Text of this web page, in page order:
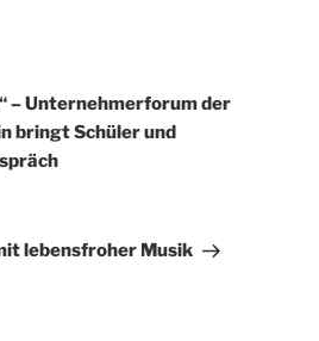
– Unternehmerforum der
bringt Schüler und
lebensfroher Musik